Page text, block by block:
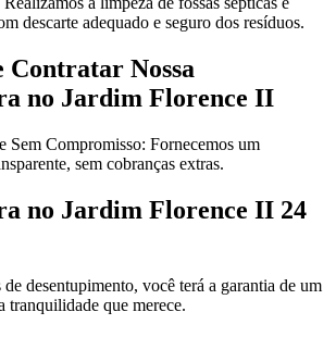
descarte adequado e seguro dos resíduos.
Contratar Nossa
no Jardim Florence II
Sem Compromisso: Fornecemos um
sem cobranças extras.
no Jardim Florence II 24
desentupimento, você terá a garantia de um
tranquilidade que merece.